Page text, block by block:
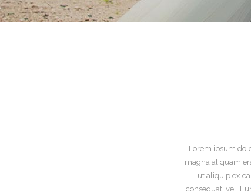
Lorem ipsum
magna aliquam
ut aliquip ex
consequat, vel